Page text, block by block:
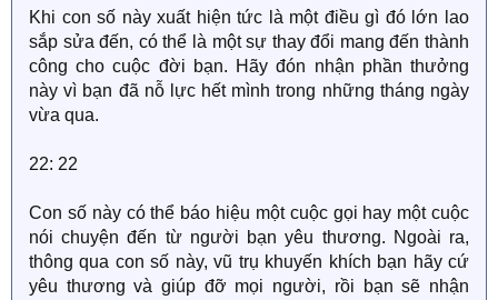
Khi con số này xuất hiện tức là một điều gì đó lớn lao
sắp sửa đến, có thể là một sự thay đổi mang đến thành
công cho cuộc đời bạn. Hãy đón nhận phần thưởng
này vì bạn đã nỗ lực hết mình trong những tháng ngày
vừa qua.
22: 22
Con số này có thể báo hiệu một cuộc gọi hay một cuộc
nói chuyện đến từ người bạn yêu thương. Ngoài ra,
thông qua con số này, vũ trụ khuyến khích bạn hãy cứ
yêu thương và giúp đỡ mọi người, rồi bạn sẽ nhận